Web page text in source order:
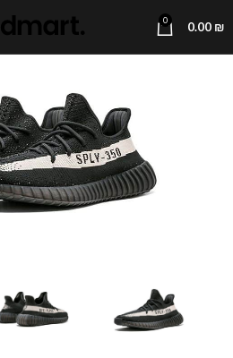
0 0.00 ₪